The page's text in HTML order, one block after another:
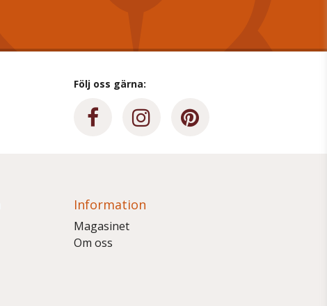
Följ oss gärna:
Information
Magasinet
Om oss